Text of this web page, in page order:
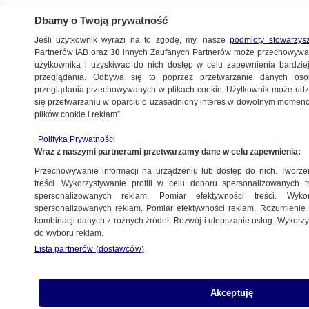
POLSKA
8.05.2019, 13:25
Udostępnij
Dbamy o Twoją prywatność
Jeśli użytkownik wyrazi na to zgodę, my, naszepodmioty
Partnerów IAB oraz30 innych Zaufanych Partnerów może
użytkownika i uzyskiwać do nich dostęp w celu zapewnienia
przeglądania. Odbywa się to poprzez przetwarzanie danych
przeglądania przechowywanych w plikach cookie. Użytkownik może
się przetwarzaniu w oparciu o uzasadniony interes w dowolnym
plików cookie i reklam”.
Polityka Prywatności
Wraz z naszymi partnerami przetwarzamy dane w celu zapewnienia:
Przechowywanie informacji na urządzeniu lub dostęp do nich.
treści. Wykorzystywanie profili w celu doboru spersonalizowanych
spersonalizowanych reklam. Pomiar efektywności treści.
spersonalizowanych reklam. Pomiar efektywności reklam.
kombinacji danych z różnych źródeł. Rozwój i ulepszanie usług.
do wyboru reklam.
Lista partnerów (dostawców)
Akceptuję